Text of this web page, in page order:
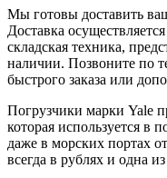
Мы готовы доставить
Доставка
складская техника,
наличии. Позвоните по
быстрого заказа или
Погрузчики марки Yale
которая используется в
даже в морских портах
всегда в рублях и одна